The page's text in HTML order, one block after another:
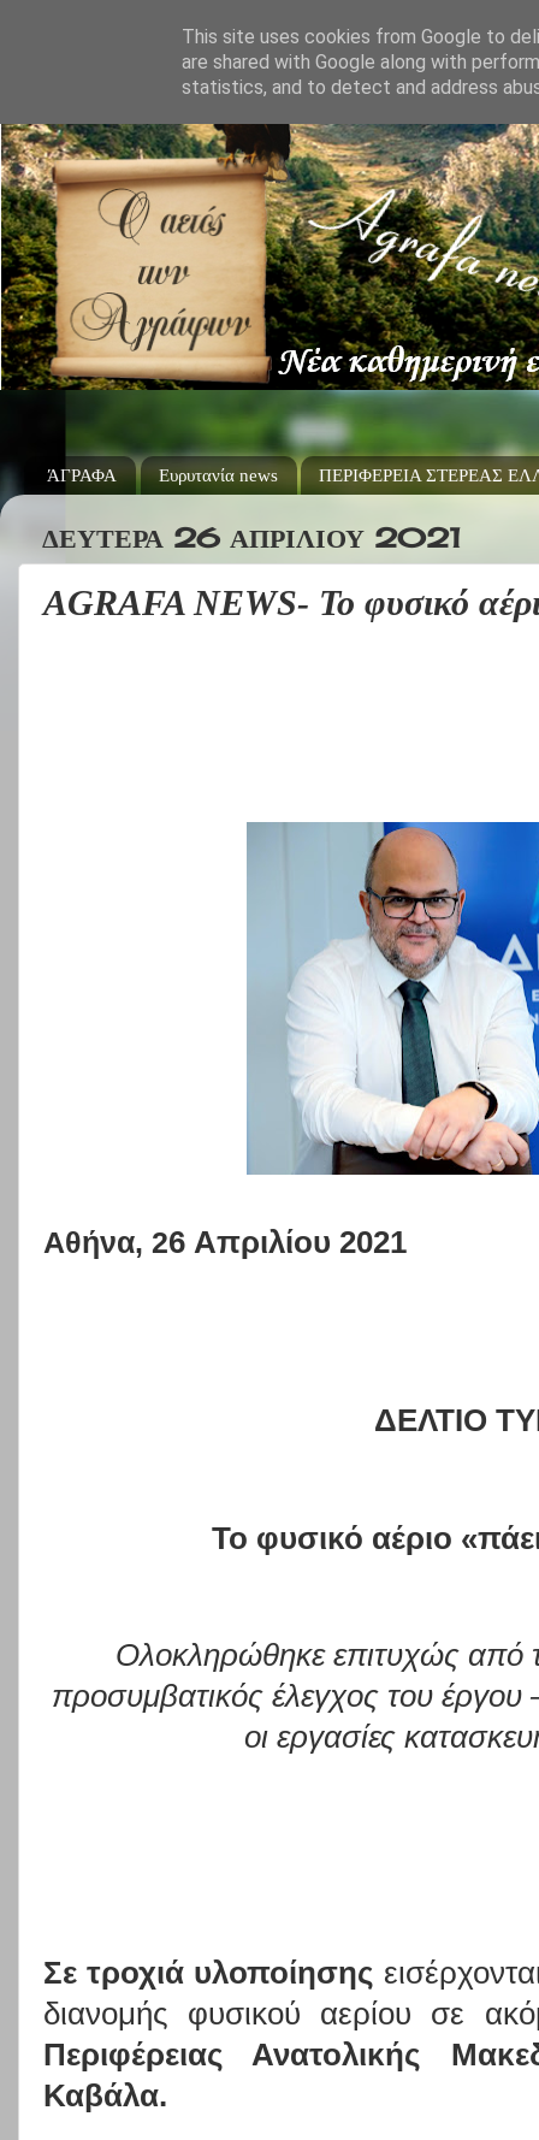
ΆΓΡΑΦΑ Ευρυτανία news ΠΕΡΙΦΕΡΕΙΑ ΣΤΕΡΕΑΣ
ΔΕΥΤΈΡΑ 26 ΑΠΡΙΛΊΟΥ 2021
AGRAFA NEWS- Το φυσικό
Αθήνα, 26 Απριλίου 2021
ΔΕΛΤΙΟ
Το φυσικό αέριο
Ολοκληρώθηκε επιτυχώς από
προσυμβατικός έλεγχος του έργου
οι εργασίες
Σε τροχιά υλοποίησης
διανομής φυσικού αερίου σε
Περιφέρειας Ανατολικής
Καβάλα.
This site uses cookies from Google to
are shared with Google along with
statistics, and to detect and address